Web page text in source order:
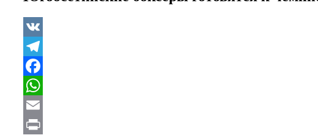
VK
Telegram
Facebook
WhatsApp
Email